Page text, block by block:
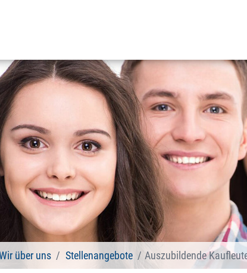
über uns Stellenangebote Auszubildende